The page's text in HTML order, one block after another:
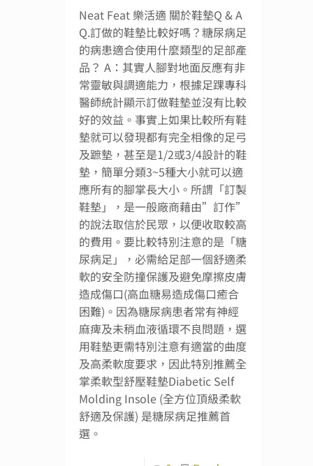
Neat Feat 樂活適 關於鞋墊Q & A
Q.訂做的鞋墊比較好嗎？糖尿病足
的病患適合使用什麼類型的足部產
品？ A：其實人腳對地面反應有非
常靈敏與調適能力，根據足踝專科
醫師統計顯示訂做鞋墊並沒有比較
好的效益。事實上如果比較所有鞋
墊就可以發現都有完全相像的足弓
及蹠墊，甚至是1/2或3/4設計的鞋
墊，簡單分類3~5種大小就可以適
應所有的腳掌長大小。所謂「訂製
鞋墊」，是一般廠商藉由”訂作”
的說法取信於民眾，以便收取較高
的費用。要比較特別注意的是「糖
尿病足」，必需給足部一個舒適柔
軟的安全防撞保護及避免摩擦皮膚
造成傷口(高血糖易造成傷口癒合
困難)。因為糖尿病患者常有神經
麻痺及未稍血液循環不良問題，選
用鞋墊更需特別注意有適當的曲度
及高柔軟度要求，因此特別推薦全
掌柔軟型舒壓鞋墊Diabetic Self
Molding Insole (全方位頂級柔軟
舒適及保護) 是糖尿病足推薦首
選。